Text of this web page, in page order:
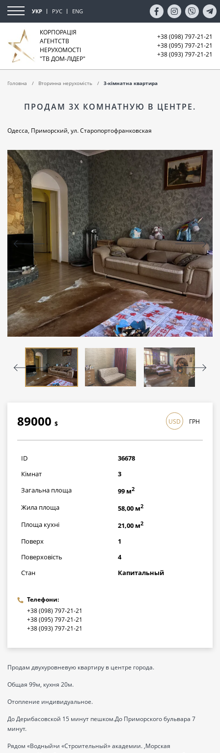
УКР РУС ENG
КОРПОРАЦІЯ
АГЕНТСТВ
НЕРУХОМОСТІ
"ТВ ДОМ-ЛІДЕР"
+38 (098) 797-21-21
+38 (095) 797-21-21
+38 (093) 797-21-21
Головна Вторинна нерухомість 3-кімнатна квартира
ПРОДАМ 3Х КОМНАТНУЮ В ЦЕНТРЕ.
Одесса, Приморский, ул. Старопортофранковская
89000 $
2581000грн
USD ГРН
ID
36678
Кімнат
3
Загальна площа
99 м2
Жила площа 58,00 м2
Площа кухні 21,00 м2
Поверх
1
Поверховість
4
Стан
Капитальный
Телефони:
+38 (098) 797-21-21
+38 (095) 797-21-21
+38 (093) 797-21-21
Продам двухуровневую квартиру в центре города.
Общая 99м, кухня 20м.
Отопление индивидуальное.
До Дерибасовской 15 минут пешком.До Приморского бульвара 7
минут.
Рядом «Водный»и «Строительный» академии. ,Морская